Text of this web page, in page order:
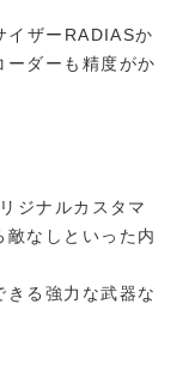
イザーRADIASか
ーダーも精度がか
ジナルカスタマ
なしといった内
る強力な武器な